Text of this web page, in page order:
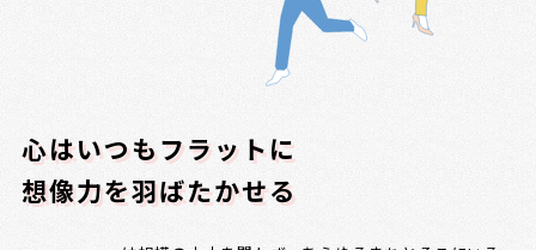
心はいつもフラットに
想像力を羽ばたかせる